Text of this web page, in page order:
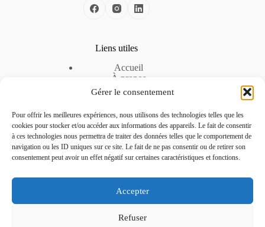
Gérer le consentement
Pour offrir les meilleures expériences, nous utilisons des technologies telles que les
cookies pour stocker et/ou accéder aux informations des appareils. Le fait de consentir
à ces technologies nous permettra de traiter des données telles que le comportement de
navigation ou les ID uniques sur ce site. Le fait de ne pas consentir ou de retirer son
consentement peut avoir un effet négatif sur certaines caractéristiques et fonctions.
Accepter
Refuser
Liens utiles
Accueil
À propos
Nos solutions
Espace Entreprise
Mentions légales
Politique de cookies
Politique de confidentialité
Contactez-nous
04 51 42 22 24
La pépinière d’entreprise – CCI de la Drôme, 3